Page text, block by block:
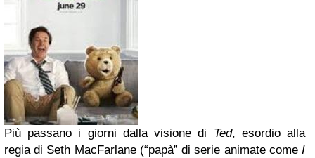
Più passano i giorni dalla visione di Ted, esordio alla
regia di Seth MacFarlane (“papà” di serie animate come I